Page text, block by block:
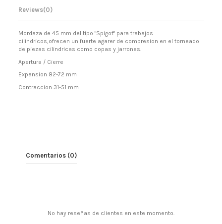
Reviews(0)
Mordaza de 45 mm del tipo "Spigot" para trabajos
cilindricos,ofrecen un fuerte agarer de compresion en el torneado
de piezas cilindricas como copas y jarrones.
Apertura / Cierre
Expansion 82-72 mm
Contraccion 31-51 mm
Comentarios (0)
No hay reseñas de clientes en este momento.